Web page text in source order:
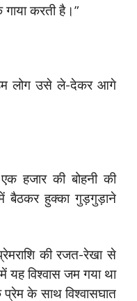
गाया करती है।”
लोग उसे ले-देकर आगे
हजार की बोहनी की
बैठकर हुक्का गुड़गुड़ाने
की रजत-रेखा से
यह विश्वास जम गया था
के साथ विश्वासघात